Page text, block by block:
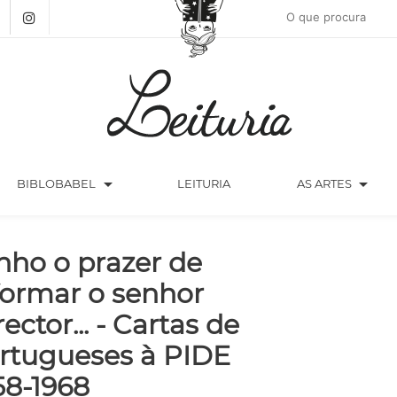
BIBLOBABEL arrow_drop_down LEITURIA AS ARTES arrow_drop_down
o prazer de
o senhor
- Cartas de
à PIDE
1968